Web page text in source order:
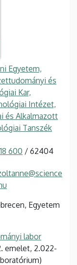
Egyetem,
és
Kar,
Intézet,
és Alkalmazott
Tanszék
600 / 62404
Egyetem
labor
emelet, 2.022-